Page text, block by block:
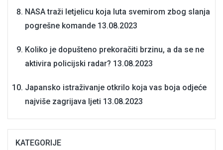
NASA traži letjelicu koja luta svemirom zbog slanja
pogrešne komande 13.08.2023
Koliko je dopušteno prekoračiti brzinu, a da se ne
aktivira policijski radar? 13.08.2023
Japansko istraživanje otkrilo koja vas boja odjeće
najviše zagrijava ljeti 13.08.2023
KATEGORIJE